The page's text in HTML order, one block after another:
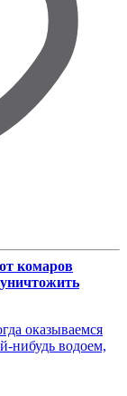
комаров
оказываемся
нибудь водоем,